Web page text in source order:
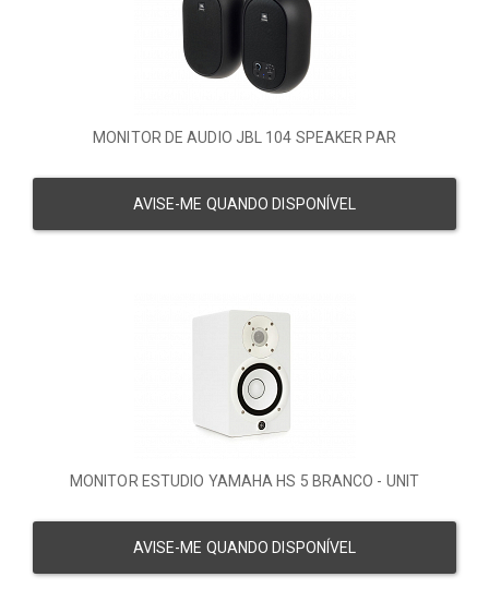
MONITOR DE AUDIO JBL 104 SPEAKER PAR
AVISE-ME QUANDO DISPONÍVEL
MONITOR ESTUDIO YAMAHA HS 5 BRANCO - UNIT
AVISE-ME QUANDO DISPONÍVEL